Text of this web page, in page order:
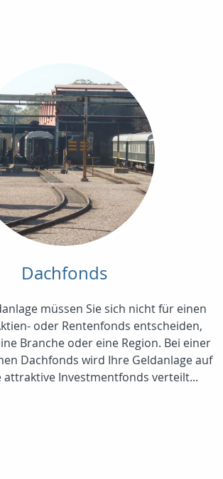
Dachfonds
müssen Sie sich nicht für einen
oder Rentenfonds entscheiden,
Branche oder eine Region. Bei einer
Dachfonds wird Ihre Geldanlage auf
attraktive Investmentfonds verteilt...